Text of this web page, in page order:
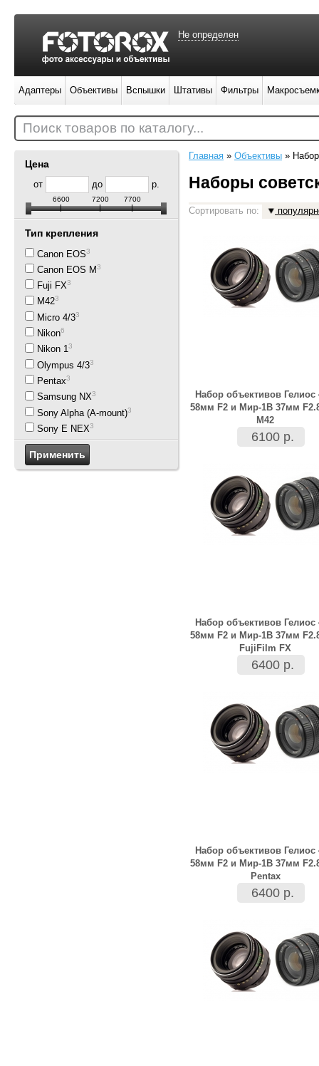
Цена
от до р.
6600 7200 7700
Тип крепления
Canon EOS3
Canon EOS M3
Fuji FX3
M423
Micro 4/33
Nikon6
Nikon 13
Olympus 4/33
Pentax3
Samsung NX3
Sony Alpha (A-mount)3
Sony E NEX3
Главная » Объективы »
Наборы
Сортировать по:
Набор объективов Гелиос
58мм F2 и Мир-1В 37мм
M42
6100 р.
Набор объективов Гелиос
58мм F2 и Мир-1В 37мм
FujiFilm FX
6400 р.
Набор объективов Гелиос
58мм F2 и Мир-1В 37мм
Pentax
6400 р.
Не определен
Адаптеры Объективы Вспышки Штативы Фильтры
Поиск товаров по каталогу...